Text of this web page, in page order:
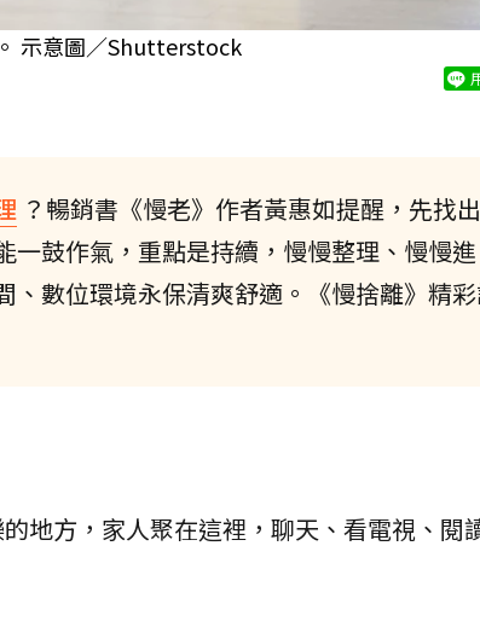
示意圖／Shutterstock
？暢銷書《慢老》作者黃惠如提醒，先找
鼓作氣，重點是持續，慢慢整理、慢慢進
數位環境永保清爽舒適。《慢捨離》精
地方，家人聚在這裡，聊天、看電視、閱